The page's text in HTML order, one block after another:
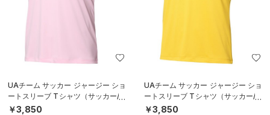
UAチーム サッカー ジャージー ショ
ートスリーブ Tシャツ（サッカー/M
EN）
￥3,850
UAチーム サッカー ジャージー ショ
ートスリーブ Tシャツ（サッカー/M
EN）
￥3,850